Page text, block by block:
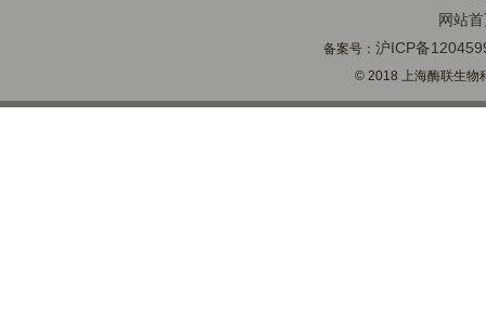
网站
备案号：沪ICP备
© 2018 上海酶联生物